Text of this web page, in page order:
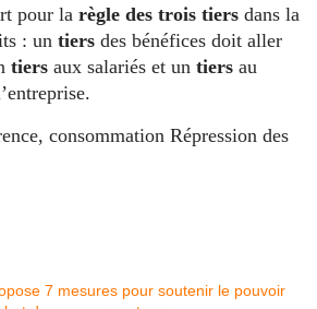
pour la règle des trois tiers dans la
: un tiers des bénéfices doit aller
tiers aux salariés et un tiers au
consommation Répression des